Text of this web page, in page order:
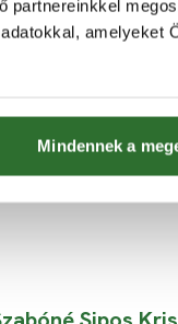
partnereinkkel
amelyeket
Mindennek a
fokozatú
+36 70 454 5119